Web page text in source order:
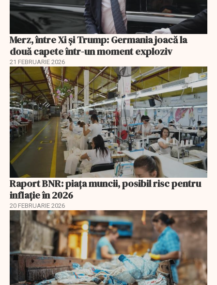
Merz, între Xi și Trump: Germania joacă la
două capete într-un moment exploziv
21 FEBRUARIE 2026
Raport BNR: piața muncii, posibil risc pentru
inflație în 2026
20 FEBRUARIE 2026